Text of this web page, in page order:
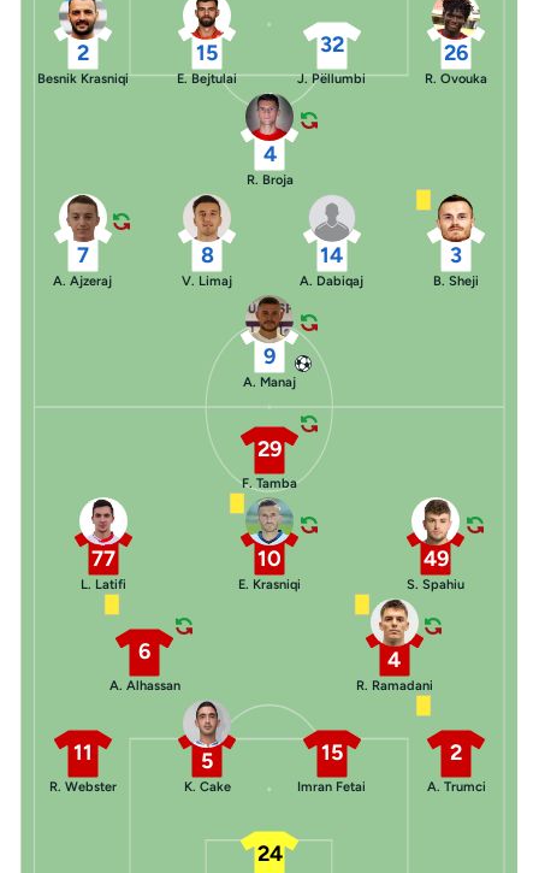
26
R. Ovouka
32
J. Pëllumbi
15
E. Bejtulai
2
Besnik Krasniqi
4
R. Broja
3
B. Sheji
14
A. Dabiqaj
8
V. Limaj
7
A. Ajzeraj
9
A. Manaj
24
11
R. Webster
5
K. Cake
15
Imran Fetai
2
A. Trumci
6
A. Alhassan
4
R. Ramadani
77
L. Latifi
10
E. Krasniqi
49
S. Spahiu
29
F. Tamba